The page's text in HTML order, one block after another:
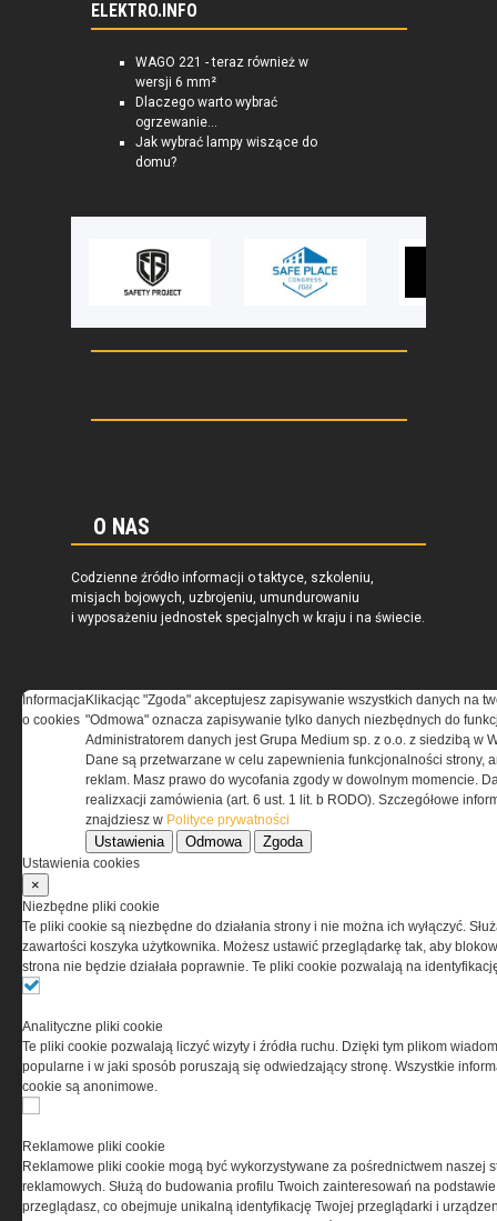
ELEKTRO.INFO
WAGO 221 - teraz również w
wersji 6 mm²
Dlaczego warto wybrać
ogrzewanie...
Jak wybrać lampy wiszące do
domu?
O NAS
Codzienne źródło informacji o taktyce, szkoleniu,
misjach bojowych, uzbrojeniu, umundurowaniu
i wyposażeniu jednostek specjalnych w kraju i na świecie.
REGULAMIN
Regulamin określa zasady korzystania z portalu
www.special-ops.pl
Korzystanie z portalu jest równoznaczne
przez Grupa MEDIUM Spółka z ograniczoną
odpowiedzialnością Spółka komandytowa, nr KRS:
0000537655, NIP 1132860378, REGON 146393437
(zwana dalej Grupa MEDIUM) w postaci Regulaminu.
Ta witryna wykorzystuje pliki cookies do przechowywania
informacji na Twoim komputerze. Pliki cookies stosujemy
w celu świadczenia usług na najwyższym poziomie,
Informacja
o cookies
Klikacjąc "Zgoda" akceptujesz zapisywanie wszystkich danych na
"Odmowa" oznacza zapisywanie tylko danych niezbędnych do
Administratorem danych jest Grupa Medium sp. z o.o. z siedzibą w
Dane są przetwarzane w celu zapewnienia funkcjonalności strony,
reklam. Masz prawo do wycofania zgody w dowolnym momencie.
realizxacji zamówienia (art. 6 ust. 1 lit. b RODO). Szczegółowe
znajdziesz w Polityce prywatności
Ustawienia Odmowa Zgoda
Ustawienia cookies
×
Niezbędne pliki cookie
Te pliki cookie są niezbędne do działania strony i nie można ich wyłączyć.
zawartości koszyka użytkownika. Możesz ustawić przeglądarkę tak, aby
strona nie będzie działała poprawnie. Te pliki cookie pozwalają na
Analityczne pliki cookie
Te pliki cookie pozwalają liczyć wizyty i źródła ruchu. Dzięki tym plikom
popularne i w jaki sposób poruszają się odwiedzający stronę. Wszystkie
cookie są anonimowe.
Reklamowe pliki cookie
Reklamowe pliki cookie mogą być wykorzystywane za pośrednictwem naszej
reklamowych. Służą do budowania profilu Twoich zainteresowań na
przeglądasz, co obejmuje unikalną identyfikację Twojej przeglądarki i